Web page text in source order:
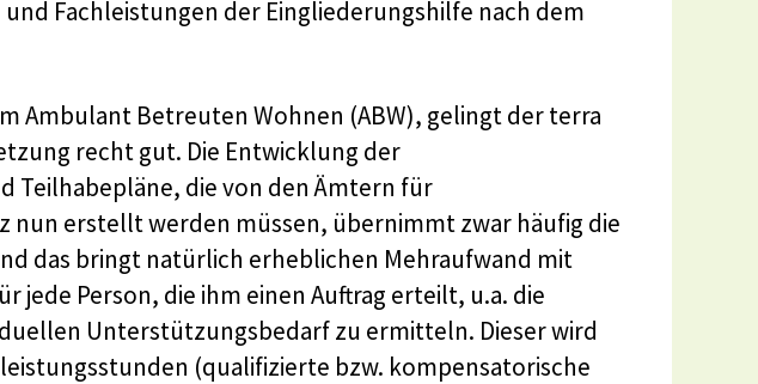
Fachleistungen der Eingliederungshilfe nach dem
Ambulant Betreuten Wohnen (ABW), gelingt der terra
recht gut. Die Entwicklung der
Teilhabepläne, die von den Ämtern für
nun erstellt werden müssen, übernimmt zwar häufig die
das bringt natürlich erheblichen Mehraufwand mit
jede Person, die ihm einen Auftrag erteilt, u.a. die
Unterstützungsbedarf zu ermitteln. Dieser wird
(qualifizierte bzw. kompensatorische